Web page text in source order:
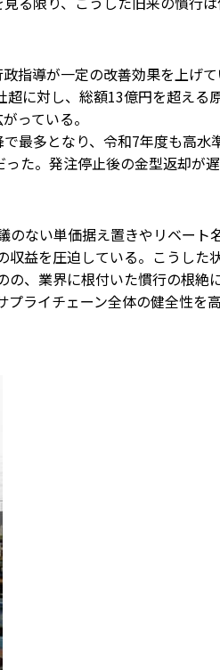
指導が一定の改善効果を上げ
に対し、総額13億円を超え
っている。
最多となり、令和7年度も高
た。発注停止後の金型返却
ない単価据え置きやリベー
益を圧迫している。こうし
、業界に根付いた慣行の根
ライチェーン全体の健全性を